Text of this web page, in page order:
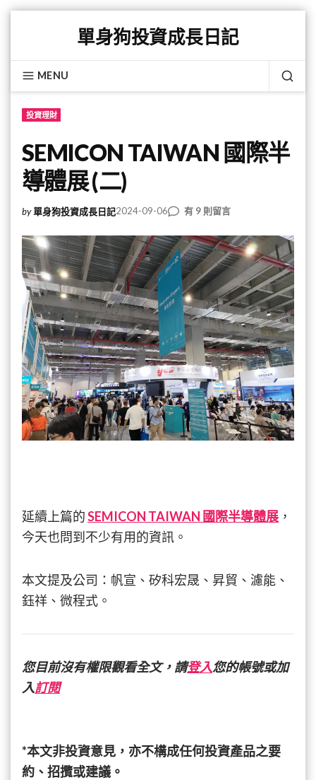
content
單身狗投資成長日記
MENU
投資理財
SEMICON TAIWAN 國際半
導體展 (二)
by 單身狗投資成長日記2024-09-06
在
TAIWAN
國
際
半
導
體
展
(二)〉
中
有 9 則留言
延續上篇的SEMICON TAIWAN 國際半導體展 ，
今天也問到不少有用的資訊。
本文提及公司：帆宣、矽科宏晟、昇貿、濾能、
鈺祥、微程式。
您目前沒有權限觀看全文，請登入您的帳號或加
入訂閱
*本文非投資意見，亦不構成任何投資產品之要
約、招攬或建議。